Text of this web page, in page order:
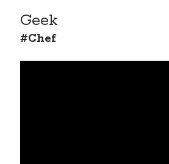
Geek
#Chef